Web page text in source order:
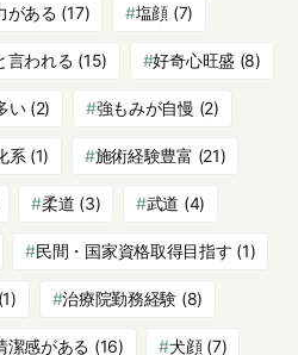
がある (17) 塩顔 (7)
言われる (15) 好奇心旺盛 (8)
い(2) 強もみが自慢 (2)
系 (1) 施術経験豊富 (21)
柔道 (3) 武道 (4)
民間・国家資格取得目指す (1)
治療院勤務経験 (8)
潔感がある (16) 犬顔(7)